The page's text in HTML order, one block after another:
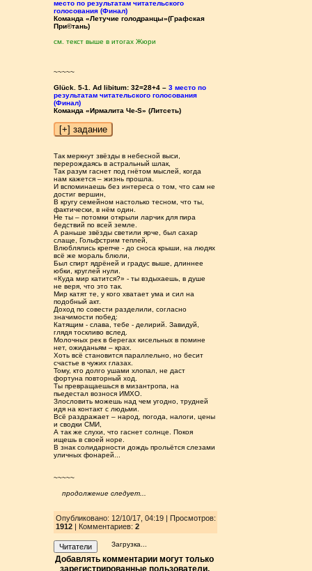
место по результатам читательского
голосования (Финал)
Команда «Летучие голодранцы»(Графская
При©тань)
см. текст выше в итогах Жюри
~~~~~
Glück. 5-1. Ad libitum: 32=28+4 –3 место по
результатам читательского голосования
(Финал)
Команда «Ирмалита Че-S» (Литсеть)
Так меркнут звёзды в небесной выси,
перерождаясь в астральный шлак,
Так разум гаснет под гнётом мыслей, когда
нам кажется – жизнь прошла.
И вспоминаешь без интереса о том, что сам не
достиг вершин,
В кругу семейном настолько тесном, что ты,
фактически, в нём один.
Не ты – потомки открыли ларчик для пира
бедствий по всей земле.
А раньше звёзды светили ярче, был сахар
слаще, Гольфстрим теплей,
Влюблялись крепче - до сноса крыши, на людях
всё же мораль блюли,
Был спирт ядрёней и градус выше, длиннее
юбки, круглей нули.
«Куда мир катится?» - ты вздыхаешь, в душе
не веря, что это так.
Мир катят те, у кого хватает ума и сил на
подобный акт.
Доход по совести разделили, согласно
значимости побед:
Катящим - слава, тебе - делирий. Завидуй,
глядя тоскливо вслед.
Молочных рек в берегах кисельных в помине
нет, ожиданьям – крах.
Хоть всё становится параллельно, но бесит
счастье в чужих глазах.
Тому, кто долго ушами хлопал, не даст
фортуна повторный ход.
Ты превращаешься в мизантропа, на
пьедестал вознося ИМХО.
Злословить можешь над чем угодно, трудней
идя на контакт с людьми.
Всё раздражает – народ, погода, налоги, цены
и сводки СМИ,
А так же слухи, что гаснет солнце. Покоя
ищешь в своей норе.
В знак солидарности дождь прольётся слезами
уличных фонарей...
~~~~~
продолжение следует...
Опубликовано: 12/10/17, 04:19 | Просмотров:
1912| Комментариев: 2
Читатели Загрузка...
Добавлять комментарии могут только
зарегистрированные пользователи.